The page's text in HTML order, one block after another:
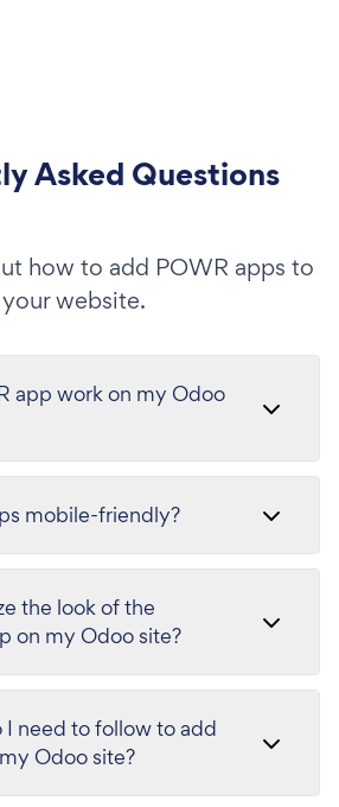
Asked Questions
how to add POWR apps to
your website.
app work on my Odoo
mobile-friendly?
the look of the
on my Odoo site?
need to follow to add
Odoo site?